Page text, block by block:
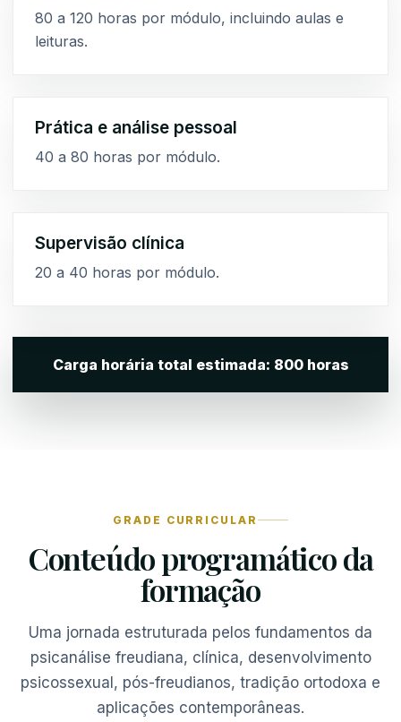
80 a 120 horas por módulo, incluindo aulas e
leituras.
Prática e análise pessoal
40 a 80 horas por módulo.
Supervisão clínica
20 a 40 horas por módulo.
Carga horária total estimada: 800 horas
GRADE CURRICULAR
Conteúdo programático da
formação
Uma jornada estruturada pelos fundamentos da
psicanálise freudiana, clínica, desenvolvimento
psicossexual, pós-freudianos, tradição ortodoxa e
aplicações contemporâneas.